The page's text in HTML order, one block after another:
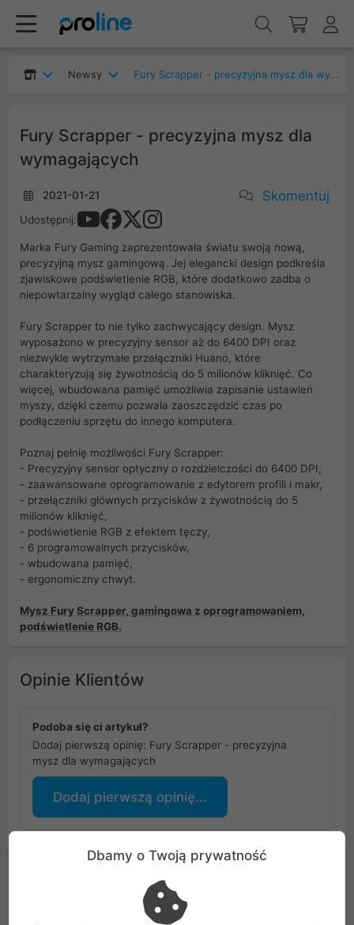
Newsy Fury Scrapper - precyzyjna mysz dla wymagających
Fury Scrapper - precyzyjna mysz dla
wymagających
2021-01-21 Skomentuj
Udostępnij:
Marka Fury Gaming zaprezentowała światu swoją nową,
precyzyjną mysz gamingową. Jej elegancki design podkreśla
zjawiskowe podświetlenie RGB, które dodatkowo zadba o
niepowtarzalny wygląd całego stanowiska.
Fury Scrapper to nie tylko zachwycający design. Mysz
wyposażono w precyzyjny sensor aż do 6400 DPI oraz
niezwykle wytrzymałe przełączniki Huano, które
charakteryzują się żywotnością do 5 milionów kliknięć. Co
więcej, wbudowana pamięć umożliwia zapisanie ustawień
myszy, dzięki czemu pozwala zaoszczędzić czas po
podłączeniu sprzętu do innego komputera.
Poznaj pełnię możliwości Fury Scrapper:
- Precyzyjny sensor optyczny o rozdzielczości do 6400 DPI,
- zaawansowane oprogramowanie z edytorem profili i makr,
- przełączniki głównych przycisków z żywotnością do 5
milionów kliknięć,
- podświetlenie RGB z efektem tęczy,
- 6 programowalnych przycisków,
- wbudowana pamięć,
- ergonomiczny chwyt.
Mysz Fury Scrapper, gamingowa z oprogramowaniem,
podświetlenie RGB.
Opinie Klientów
Podoba się ci artykuł?
Dodaj pierwszą opinię: Fury Scrapper - precyzyjna
mysz dla wymagających
Dodaj pierwszą opinię...
Dbamy o Twoją prywatność